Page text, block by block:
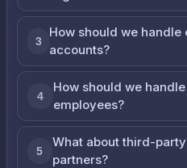
3
How should we
accounts?
4
How should we
employees?
5
What about third-
partners?